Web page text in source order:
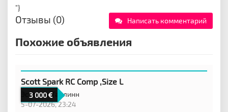
"}
Отзывы (0) Написать комментарий
Похожие объявления
3 000
Scott Spark RC Comp ,Size L
Эстония,Таллинн
5-07-2026, 23:24